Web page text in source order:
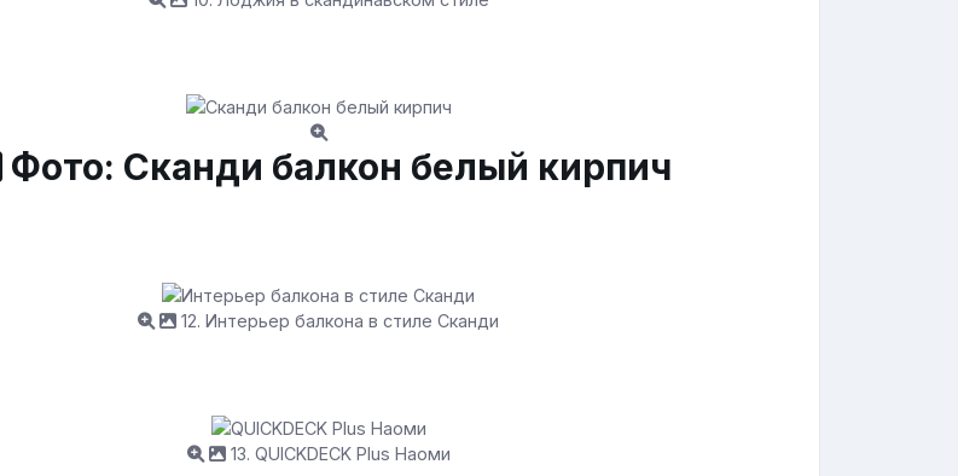
Фото: Сканди балкон белый кирпич
12. Интерьер балкона в стиле Сканди
13. QUICKDECK Plus Наоми